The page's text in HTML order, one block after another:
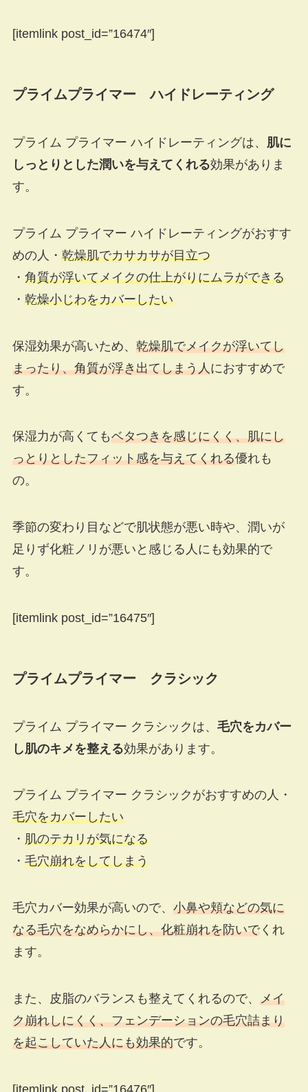
[itemlink post_id=”16474″]
プライムプライマー ハイドレーティング
プライム プライマー ハイドレーティングは、
肌に
しっとりとした潤いを与えてくれる効果がありま
す。
プライム プライマー ハイドレーティングがおすす
めの人 ・ 乾燥肌でカサカサが目立つ
・ 角質が浮いてメイクの仕上がりにムラができる
・ 乾燥小じわをカバーしたい
保湿効果が高いため、 乾燥肌でメイクが浮いてし
まったり、角質が浮き出てしまう人におすすめで
す。
保湿力が高くてもベタつきを感じにくく、肌にし
っとりとしたフィット感を与えてくれる優れも
の。
季節の変わり目などで肌状態が悪い時や、潤いが
足りず化粧ノリが悪いと感じる人にも効果的で
す。
[itemlink post_id=”16475″]
プライムプライマー クラシック
プライム プライマー クラシックは、 毛穴をカバー
し肌のキメを整える効果があります。
プライム プライマー クラシックがおすすめの人 ・
毛穴をカバーしたい
・ 肌のテカリが気になる
・ 毛穴崩れをしてしまう
毛穴カバー効果が高いので、 小鼻や頬などの気に
なる毛穴をなめらかにし、化粧崩れを防いでくれ
ます。
また、皮脂のバランスも整えてくれるので、 メイ
ク崩れしにくく、フェンデーションの毛穴詰まり
を起こしていた人にも効果的です。
[itemlink post_id=”16476″]